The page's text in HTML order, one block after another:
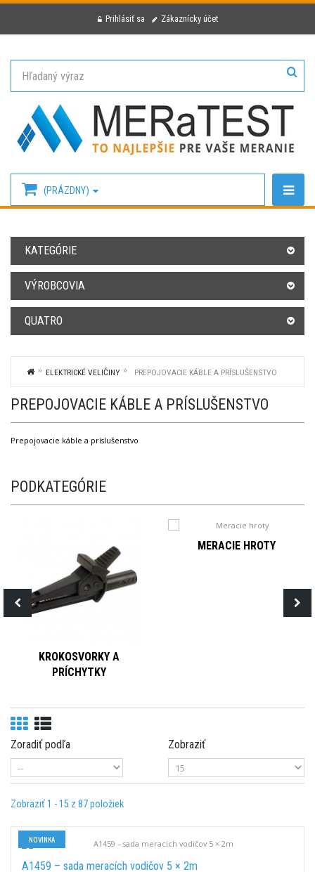
Prihlásiť sa Zákaznícky účet
(PRÁZDNY)
KATEGÓRIE
VÝROBCOVIA
QUATRO
ELEKTRICKÉ VELIČINY PREPOJOVACIE KÁBLE A PRÍSLUŠENSTVO
PREPOJOVACIE KÁBLE A PRÍSLUŠENSTVO
Prepojovacie káble a príslušenstvo
PODKATEGÓRIE
KROKOSVORKY A
PRÍCHYTKY
MERACIE HROTY
Zoradiť podľa Zobraziť
Zobraziť 1 - 15 z 87 položiek
NOVINKA
A1459 – sada meracích vodičov 5 × 2m